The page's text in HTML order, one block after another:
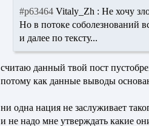
#p63464 Vitaly_Zh : Не хочу
Но в потоке соболезнований
и далее по тексту...
считаю данный твой пост
потому как данные выводы
ни одна нация не заслуживает
и не надо мне утверждать какие